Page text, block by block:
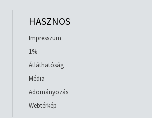
HASZNOS
Impresszum
1%
Átláthatóság
Média
Adományozás
Webtérkép